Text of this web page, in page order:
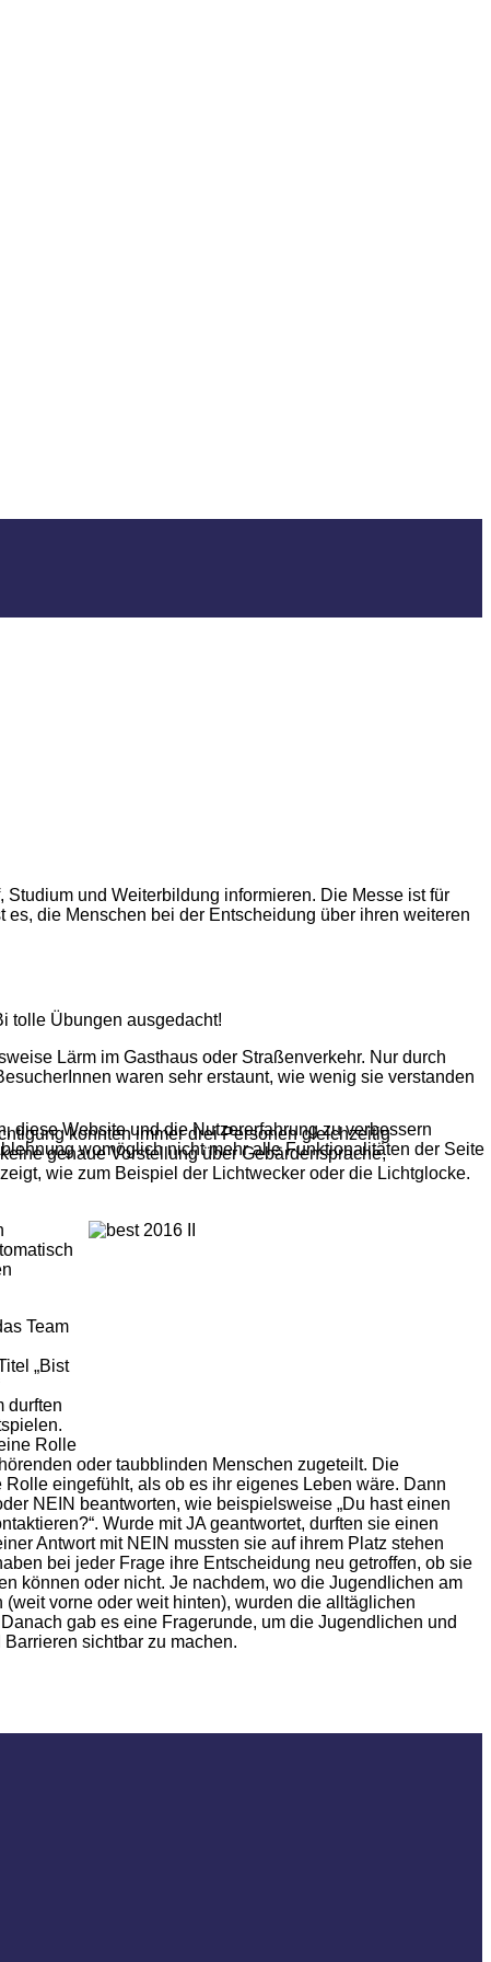
diese Website und die Nutzererfahrung zu verbessern
womöglich nicht mehr alle Funktionalitäten der Seite
und Weiterbildung informieren. Die Messe ist für
die Menschen bei der Entscheidung über ihren weiteren
tolle Übungen ausgedacht!
Lärm im Gasthaus oder Straßenverkehr. Nur durch
waren sehr erstaunt, wie wenig sie verstanden
konnten immer drei Personen gleichzeitig
genaue Vorstellung über Gebärdensprache,
wie zum Beispiel der Lichtwecker oder die Lichtglocke.
Team
„Bist
durften
Rolle
oder taubblinden Menschen zugeteilt. Die
eingefühlt, als ob es ihr eigenes Leben wäre. Dann
NEIN beantworten, wie beispielsweise „Du hast einen
Wurde mit JA geantwortet, durften sie einen
Antwort mit NEIN mussten sie auf ihrem Platz stehen
bei jeder Frage ihre Entscheidung neu getroffen, ob sie
können oder nicht. Je nachdem, wo die Jugendlichen am
vorne oder weit hinten), wurden die alltäglichen
gab es eine Fragerunde, um die Jugendlichen und
sichtbar zu machen.